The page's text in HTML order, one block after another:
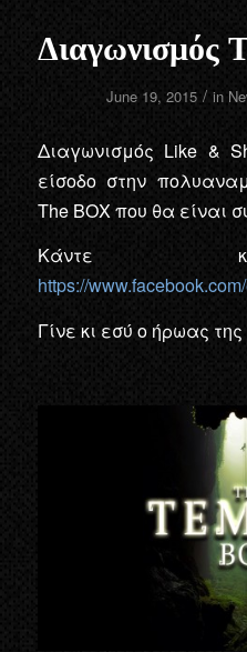
Διαγωνισμός
June 19, 2015 / in
Διαγωνισμός Like &
είσοδο στην
The BOX που θα είναι
Kάντε
https://
Γίνε κι εσύ ο ήρωας της